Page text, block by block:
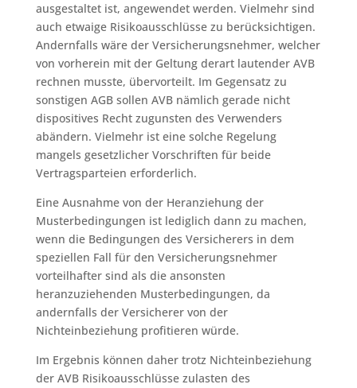
ausgestaltet ist, angewendet werden. Vielmehr sind
auch etwaige Risikoausschlüsse zu berücksichtigen.
Andernfalls wäre der Versicherungsnehmer, welcher
von vorherein mit der Geltung derart lautender AVB
rechnen musste, übervorteilt. Im Gegensatz zu
sonstigen AGB sollen AVB nämlich gerade nicht
dispositives Recht zugunsten des Verwenders
abändern. Vielmehr ist eine solche Regelung
mangels gesetzlicher Vorschriften für beide
Vertragsparteien erforderlich.
Eine Ausnahme von der Heranziehung der
Musterbedingungen ist lediglich dann zu machen,
wenn die Bedingungen des Versicherers in dem
speziellen Fall für den Versicherungsnehmer
vorteilhafter sind als die ansonsten
heranzuziehenden Musterbedingungen, da
andernfalls der Versicherer von der
Nichteinbeziehung profitieren würde.
Im Ergebnis können daher trotz Nichteinbeziehung
der AVB Risikoausschlüsse zulasten des